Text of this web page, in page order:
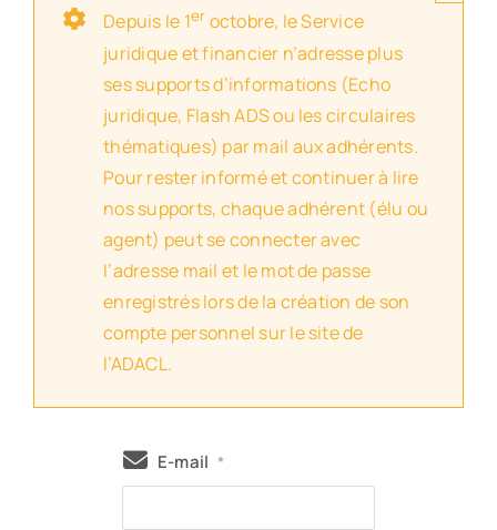
Depuis le 1er octobre, le Service
juridique et financier n’adresse plus
ses supports d’informations (Echo
juridique, Flash ADS ou les circulaires
thématiques) par mail aux adhérents.
Pour rester informé et continuer à lire
nos supports, chaque adhérent (élu ou
agent) peut se connecter avec
l’adresse mail et le mot de passe
enregistrés lors de la création de son
compte personnel sur le site de
l’ADACL.
E-mail *